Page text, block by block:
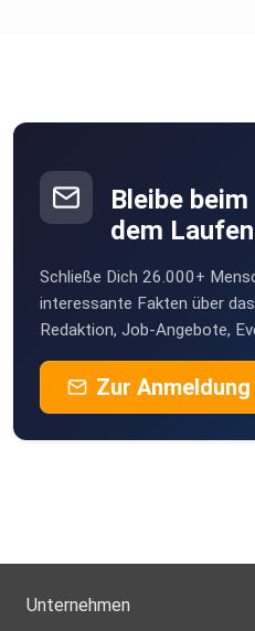
Bleibe
dem
Schließe Dich 26.000+
interessante Fakten über
Redaktion, Job-Angebote,
Zur Anmeldung
Unternehmen